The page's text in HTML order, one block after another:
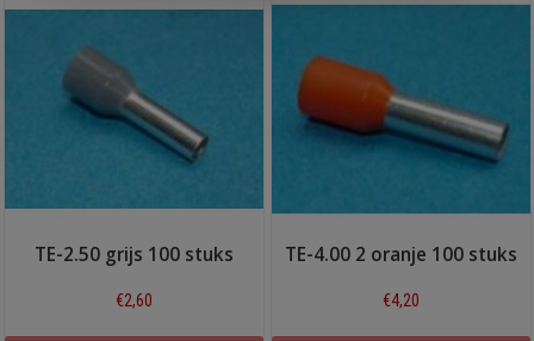
TE-2.50 grijs 100 stuks
€2,60
TE-4.00 2 oranje 100 stuks
€4,20